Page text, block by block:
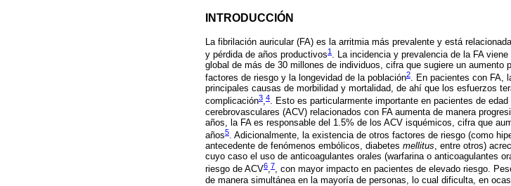
INTRODUCCIÓN
La fibrilación auricular (FA) es la arritmia más prevalente y está
y pérdida de años productivos1 . La incidencia y prevalencia de la FA
global de más de 30 millones de individuos, cifra que sugiere un aumento
factores de riesgo y la longevidad de la población2. En pacientes con FA,
principales causas de morbilidad y mortalidad, de ahí que los esfuerzos
complicación3,4. Esto es particularmente importante en pacientes de
cerebrovasculares (ACV) relacionados con FA aumenta de manera
años, la FA es responsable del 1.5% de los ACV isquémicos, cifra que
años5. Adicionalmente, la existencia de otros factores de riesgo (como
antecedente de fenómenos embólicos, diabetes mellitus, entre otros)
cuyo caso el uso de anticoagulantes orales (warfarina o anticoagulantes
riesgo de ACV6,7, con mayor impacto en pacientes de elevado riesgo.
de manera simultánea en la mayoría de personas, lo cual dificulta, en